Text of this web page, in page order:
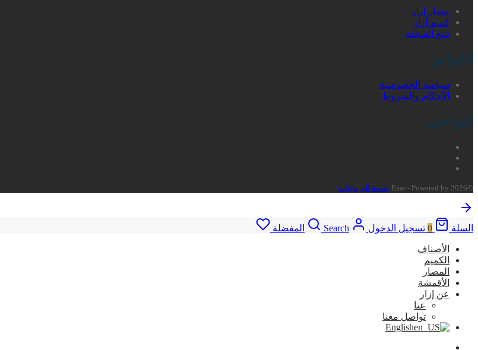
مصار إزار
كميم إزار
تتبع الشحنة
القوانين
سياسة الخصوصية
الأحكام والشروط
التواصل
©2026 Ezar - Powered by بصمة للبرمجيات
السلة 0 تسجيل الدخول Search المفضلة
الأصناف
الكميم
المصار
الأقمشة
عن إزار
عنا
تواصل معنا
English